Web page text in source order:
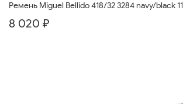
Ремень Miguel Bellido 418/32 3284 navy/black 11
8 020 ₽